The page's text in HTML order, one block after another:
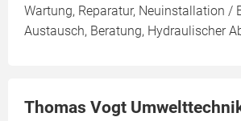
Wartung, Reparatur, Neuinstallation /
Austausch, Beratung, Hydraulischer
Thomas Vogt